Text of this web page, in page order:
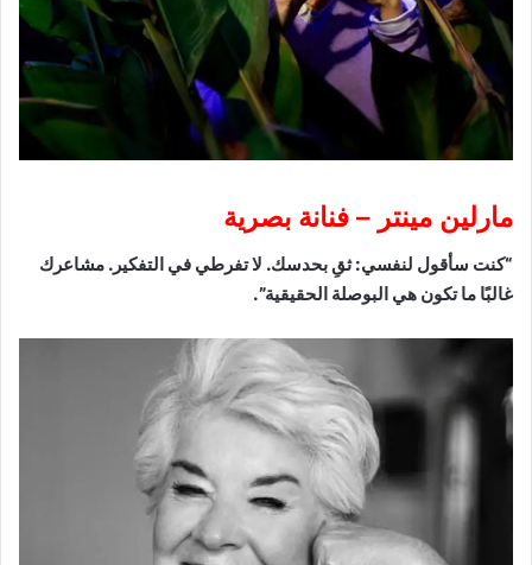
مارلين مينتر – فنانة بصرية
“كنت سأقول لنفسي: ثقِ بحدسك. لا تفرطي في التفكير. مشاعرك
غالبًا ما تكون هي البوصلة الحقيقية”.